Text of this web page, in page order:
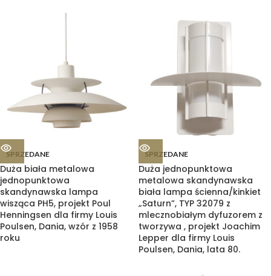
SPRZEDANE
Duża biała metalowa
jednopunktowa
skandynawska lampa
wisząca PH5, projekt Poul
Henningsen dla firmy Louis
Poulsen, Dania, wzór z 1958
roku
SPRZEDANE
Duża jednopunktowa
metalowa skandynawska
biała lampa ścienna/kinkiet
„Saturn”, TYP 32079 z
mlecznobiałym dyfuzorem z
tworzywa , projekt Joachim
Lepper dla firmy Louis
Poulsen, Dania, lata 80.